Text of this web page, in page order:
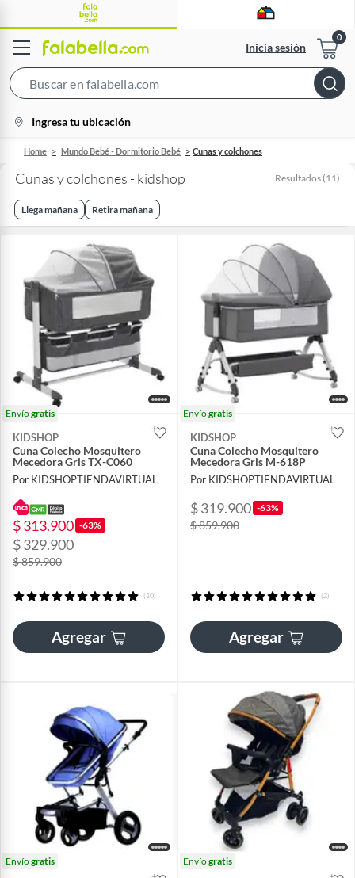
Inicia sesión
Bar
location-
icon
Ingresa tu ubicación
Home Mundo Bebé - Dormitorio Bebé Cunas y colchones
Cunas y colchones - kidshop Resultados (11)
Llega mañana Retira mañana
Envíogratis
KIDSHOP
Cuna Colecho Mosquitero
Mecedora Gris TX-C060
Por KIDSHOPTIENDAVIRTUAL
$ 313.900 -63%
$ 329.900
$ 859.900
(10)
Agregar
Envíogratis
KIDSHOP
Cuna Colecho Mosquitero
Mecedora Gris M-618P
Por KIDSHOPTIENDAVIRTUAL
$ 319.900 -63%
$ 859.900
(2)
Agregar
Envíogratis Envíogratis